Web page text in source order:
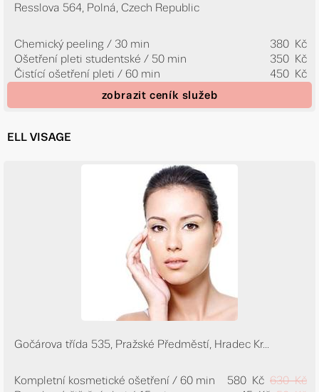
Resslova 564, Polná, Czech Republic
Chemický peeling / 30 min
380 Kč
Ošetření pleti studentské / 50 min
350 Kč
Čistící ošetření pleti / 60 min
450 Kč
zobrazit ceník služeb
ELL VISAGE
Gočárova třída 535, Pražské Předměstí, Hradec Kr...
Kompletní kosmetické ošetření / 60 min 580 Kč 630 Kč